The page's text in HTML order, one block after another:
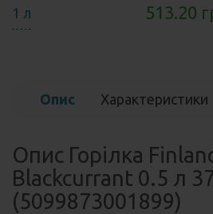
1 л 513.20
Опис Характеристики
Опис Горілка
Blackcurrant 0.5 л
(5099873001899)